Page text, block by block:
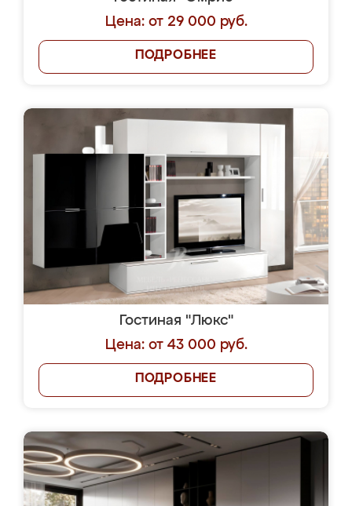
Цена: от 29 000 руб.
ПОДРОБНЕЕ
Гостиная "Люкс"
Цена: от 43 000 руб.
ПОДРОБНЕЕ